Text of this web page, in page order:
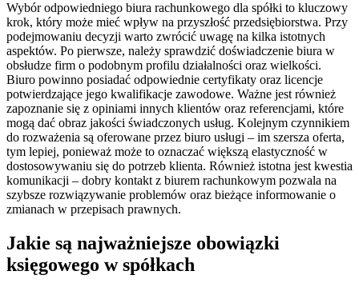
Wybór odpowiedniego biura rachunkowego dla spółki to kluczowy
krok, który może mieć wpływ na przyszłość przedsiębiorstwa. Przy
podejmowaniu decyzji warto zwrócić uwagę na kilka istotnych
aspektów. Po pierwsze, należy sprawdzić doświadczenie biura w
obsłudze firm o podobnym profilu działalności oraz wielkości.
Biuro powinno posiadać odpowiednie certyfikaty oraz licencje
potwierdzające jego kwalifikacje zawodowe. Ważne jest również
zapoznanie się z opiniami innych klientów oraz referencjami, które
mogą dać obraz jakości świadczonych usług. Kolejnym czynnikiem
do rozważenia są oferowane przez biuro usługi – im szersza oferta,
tym lepiej, ponieważ może to oznaczać większą elastyczność w
dostosowywaniu się do potrzeb klienta. Również istotna jest kwestia
komunikacji – dobry kontakt z biurem rachunkowym pozwala na
szybsze rozwiązywanie problemów oraz bieżące informowanie o
zmianach w przepisach prawnych.
Jakie są najważniejsze obowiązki
księgowego w spółkach